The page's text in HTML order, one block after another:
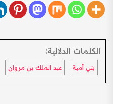
الكلمات الدلالية:
بني أمية عبد الملك بن مروان